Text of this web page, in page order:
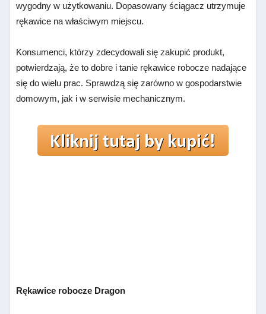
wygodny w użytkowaniu. Dopasowany ściągacz utrzymuje
rękawice na właściwym miejscu.
Konsumenci, którzy zdecydowali się zakupić produkt,
potwierdzają, że to dobre i tanie rękawice robocze nadające
się do wielu prac. Sprawdzą się zarówno w gospodarstwie
domowym, jak i w serwisie mechanicznym.
Rękawice robocze Dragon